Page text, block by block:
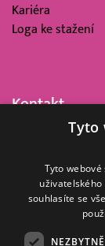
Kariéra
Loga ke stažení
Kontakt
Barrandov
Kříženeckého
152 00 Praha 5
IČ 416 93 311
Tyto
Tyto
souhlasíte se